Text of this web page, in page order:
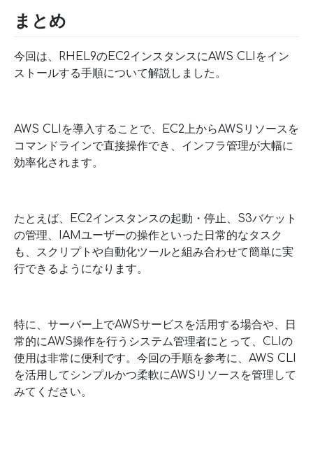
まとめ
今回は、RHEL9のEC2インスタンスにAWS CLIをイン
ストールする手順について解説しました。
AWS CLIを導入することで、EC2上からAWSリソースを
コマンドラインで直接操作でき、インフラ管理が大幅に
効率化されます。
たとえば、EC2インスタンスの起動・停止、S3バケット
の管理、IAMユーザーの操作といった日常的なタスク
も、スクリプトや自動化ツールと組み合わせて簡単に実
行できるようになります。
特に、サーバー上でAWSサービスを活用する場合や、日
常的にAWS操作を行うシステム管理者にとって、CLIの
使用は非常に便利です。今回の手順を参考に、AWS CLI
を活用してシンプルかつ柔軟にAWSリソースを管理して
みてください。